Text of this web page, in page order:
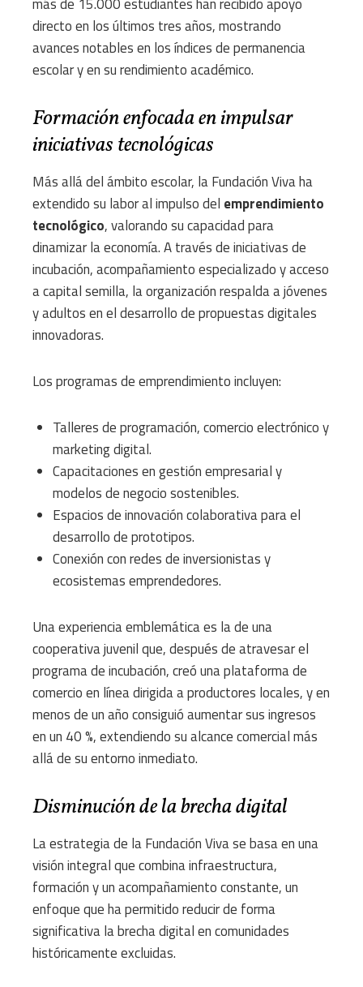
directo en los últimos tres años, mostrando
avances notables en los índices de permanencia
escolar y en su rendimiento académico.
Formación enfocada en impulsar
iniciativas tecnológicas
Más allá del ámbito escolar, la Fundación Viva ha
extendido su labor al impulso del emprendimiento
tecnológico, valorando su capacidad para
dinamizar la economía. A través de iniciativas de
incubación, acompañamiento especializado y acceso
a capital semilla, la organización respalda a jóvenes
y adultos en el desarrollo de propuestas digitales
innovadoras.
Los programas de emprendimiento incluyen:
Talleres de programación, comercio electrónico y
marketing digital.
Capacitaciones en gestión empresarial y
modelos de negocio sostenibles.
Espacios de innovación colaborativa para el
desarrollo de prototipos.
Conexión con redes de inversionistas y
ecosistemas emprendedores.
Una experiencia emblemática es la de una
cooperativa juvenil que, después de atravesar el
programa de incubación, creó una plataforma de
comercio en línea dirigida a productores locales, y en
menos de un año consiguió aumentar sus ingresos
en un 40 %, extendiendo su alcance comercial más
allá de su entorno inmediato.
Disminución de la brecha digital
La estrategia de la Fundación Viva se basa en una
visión integral que combina infraestructura,
formación y un acompañamiento constante, un
enfoque que ha permitido reducir de forma
significativa la brecha digital en comunidades
históricamente excluidas.